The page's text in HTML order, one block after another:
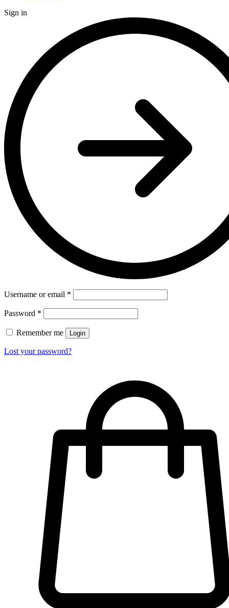
Sign in
Username or email *
Password *
Remember me Login
Lost your password?